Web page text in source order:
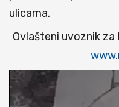
ulicama.
Ovlašteni uvoznik za